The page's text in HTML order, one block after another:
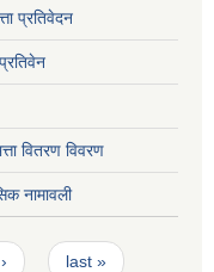
प्रतिवेदन
वितरण विवरण
नामावली
last »